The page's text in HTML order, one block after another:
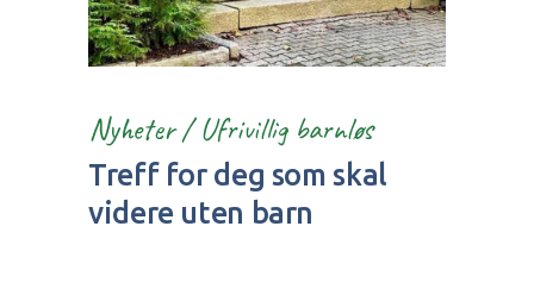
Nyheter/Ufrivillig barnløs
Treff for deg som skal
videre uten barn